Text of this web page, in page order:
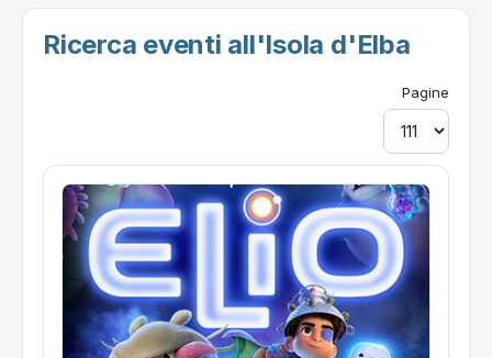
Ricerca eventi all'Isola d'Elba
Pagine